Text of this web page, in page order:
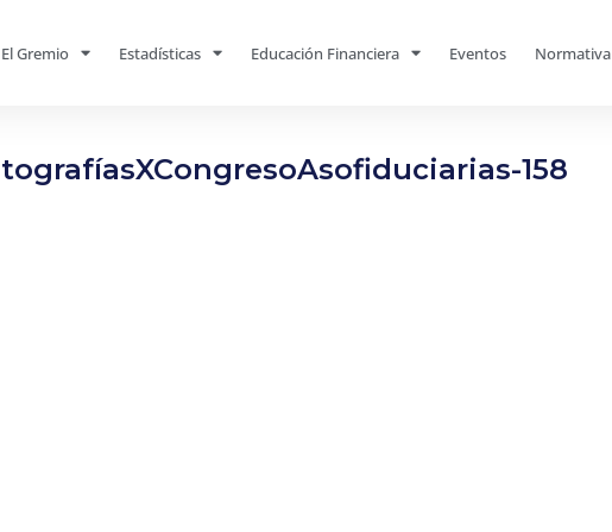
El Gremio Estadísticas Educación Financiera Eventos Normativa
158